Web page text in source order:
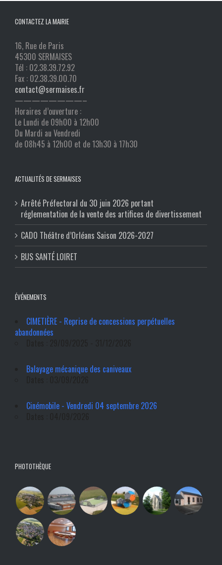
CONTACTEZ LA MAIRIE
16, Rue de Paris
45300 SERMAISES
Tél : 02.38.39.72.92
Fax : 02.38.39.00.70
contact@sermaises.fr
————————–
Horaires d’ouverture :
Le Lundi de 09h00 à 12h00
Du Mardi au Vendredi
de 08h45 à 12h00 et de 13h30 à 17h30
ACTUALITÉS DE SERMAISES
Arrêté Préfectoral du 30 juin 2026 portant
réglementation de la vente des artifices de divertissement
CADO Théâtre d’Orléans Saison 2026-2027
BUS SANTÉ LOIRET
ÉVÉNEMENTS
CIMETIÈRE - Reprise de concessions perpétuelles
abandonnées
Balayage mécanique des caniveaux
Cinémobile - Vendredi 04 septembre 2026
PHOTOTHÈQUE